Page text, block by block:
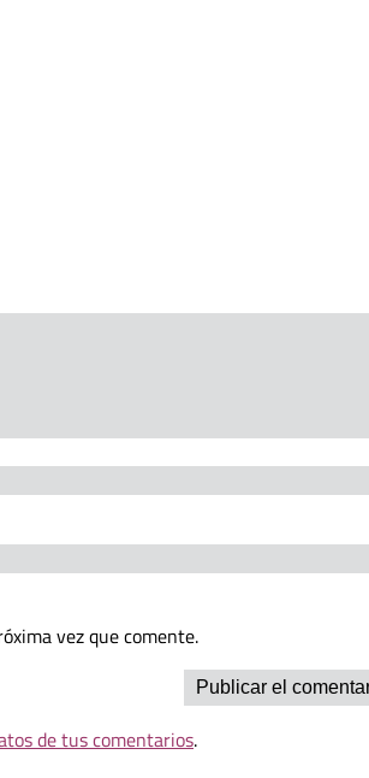
vez que comente.
de tus comentarios.